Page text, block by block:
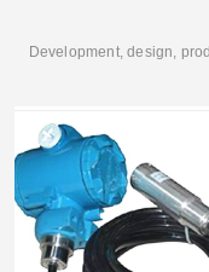
Development, design,